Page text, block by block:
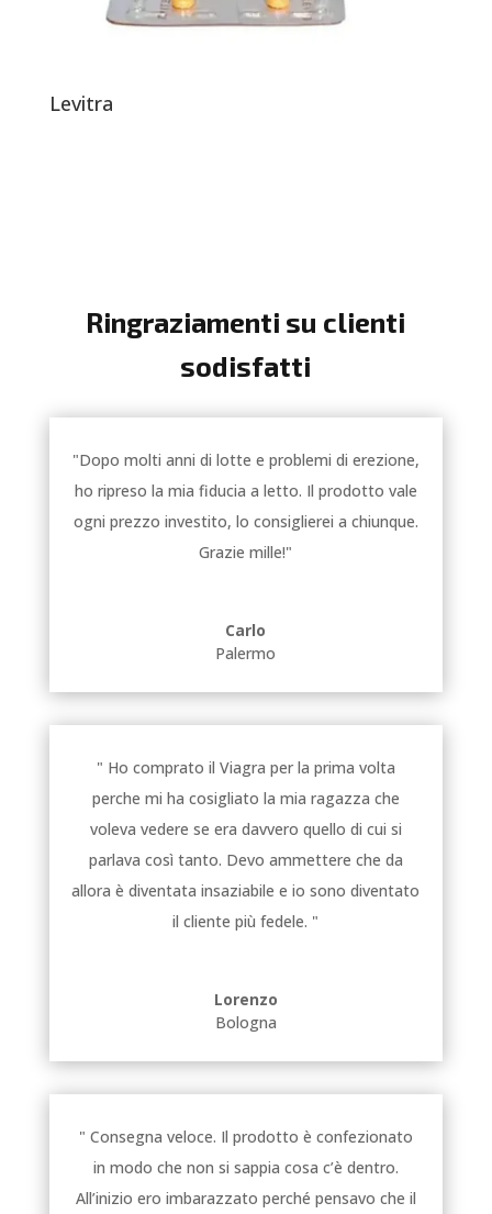
Levitra
Ringraziamenti su clienti
sodisfatti
"Dopo molti anni di lotte e problemi di erezione,
ho ripreso la mia fiducia a letto. Il prodotto vale
ogni prezzo investito, lo consiglierei a chiunque.
Grazie mille!"
Carlo
Palermo
" Ho comprato il Viagra per la prima volta
perche mi ha cosigliato la mia ragazza che
voleva vedere se era davvero quello di cui si
parlava così tanto. Devo ammettere che da
allora è diventata insaziabile e io sono diventato
il cliente più fedele. "
Lorenzo
Bologna
" Consegna veloce. Il prodotto è confezionato
in modo che non si sappia cosa c’è dentro.
All’inizio ero imbarazzato perché pensavo che il